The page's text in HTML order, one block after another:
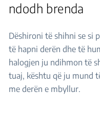
ndodh brenda
Dëshironi të shihni se si
të hapni derën dhe të
halogjen ju ndihmon të
tuaj, kështu që ju mund
me derën e mbyllur.